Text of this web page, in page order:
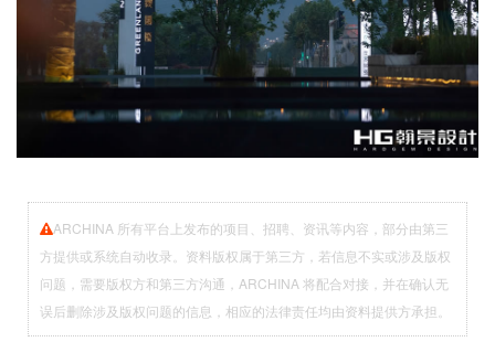
ARCHINA 所有平台上发布的项目、招聘、资讯等内容，部分由第三
方提供或系统自动收录。资料版权属于第三方，若信息不实或涉及版权
问题，需要版权方和第三方沟通，ARCHINA 将配合对接，并在确认无
误后删除涉及版权问题的信息，相应的法律责任均由资料提供方承担。